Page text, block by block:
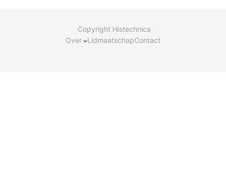
Copyright Histechnica
Over
LidmaatschapContact